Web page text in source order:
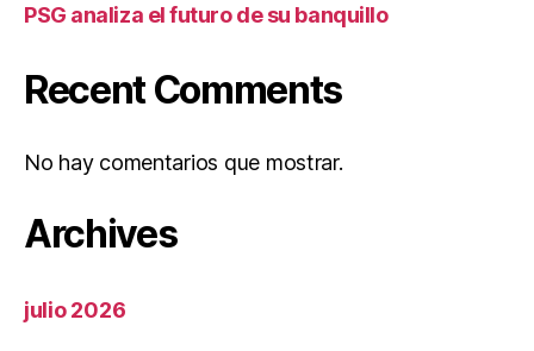
PSG analiza el futuro de su banquillo
Recent Comments
No hay comentarios que mostrar.
Archives
julio 2026